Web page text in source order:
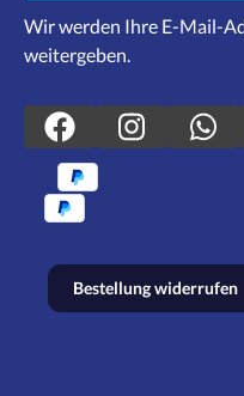
Wir werden Ihre E-Mail-
weitergeben.
Bestellung widerrufen